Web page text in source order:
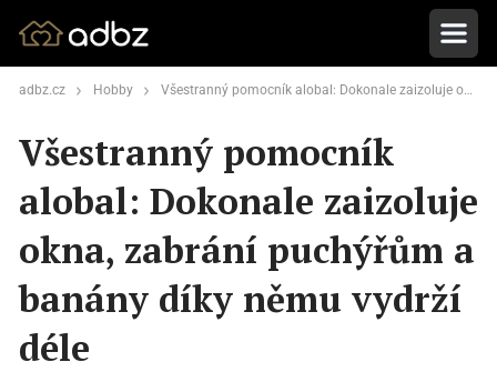
adbz.cz Hobby Všestranný pomocník alobal: Dokonale zaizoluje okna, zabrání puchýřům a banány díky němu vydrží déle
Všestranný pomocník
alobal: Dokonale zaizoluje
okna, zabrání puchýřům a
banány díky němu vydrží
déle